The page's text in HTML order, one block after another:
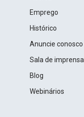
Emprego
Histórico
Anuncie conosco
Sala de imprensa
Blog
Webinários